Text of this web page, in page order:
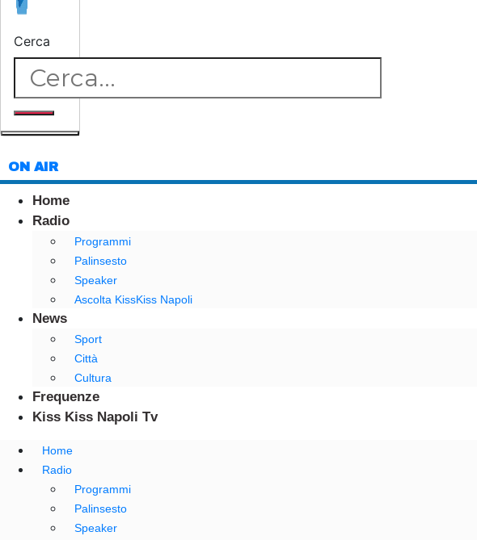
Cerca
ON AIR
Home
Radio
Programmi
Palinsesto
Speaker
Ascolta KissKiss Napoli
News
Sport
Città
Cultura
Frequenze
Kiss Kiss Napoli Tv
Home
Radio
Programmi
Palinsesto
Speaker